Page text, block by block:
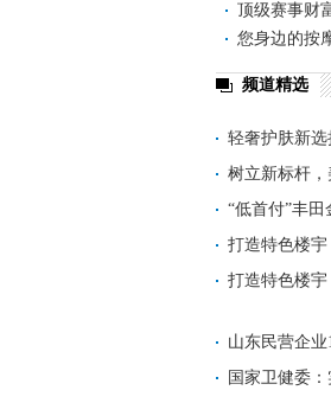
顶级赛事财
您身边的按
频道精选
轻奢护肤新
激
树立新标杆
仪
“低首付”丰
打造特色楼
打造特色楼
山东民营企业
国家卫健委